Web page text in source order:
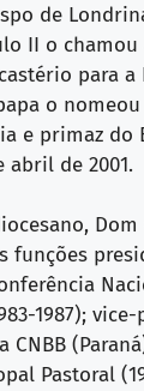
de
II o
para a
o
e primaz do
abril de 2001.
Dom
funções
1987);
CNBB
Pastoral